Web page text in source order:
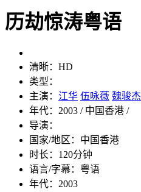
历劫惊涛粤语
清晰： HD
类型：
主演： 江华 伍咏薇 魏骏杰
年代： 2003 / 中国香港 /
导演：
国家/地区： 中国香港
时长： 120分钟
语言/字幕： 粤语
年代： 2003